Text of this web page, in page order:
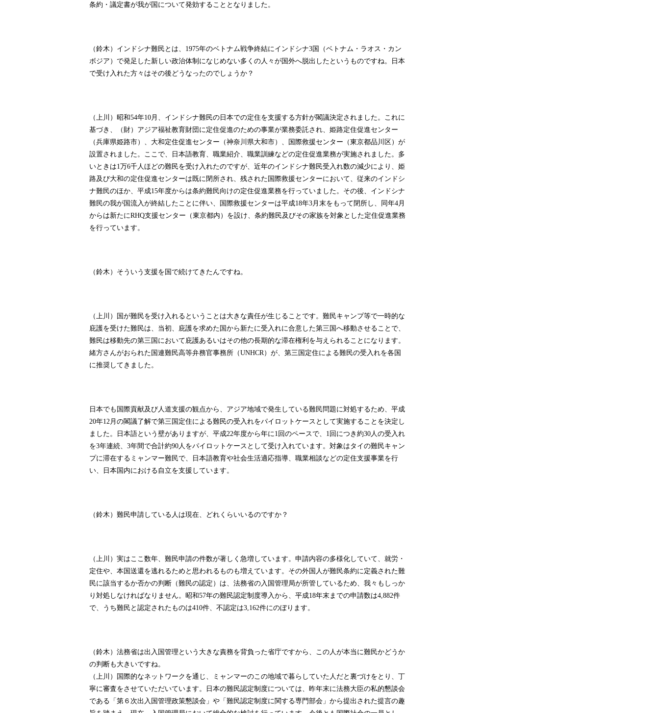
条約・議定書が我が国について発効することとなりました。
（鈴木）インドシナ難民とは、 1975年のベトナム戦争終結にインドシナ3国（ベトナム・ラオス・カン
ボジア）で発足した新しい政治体制になじめない多くの人々が国外へ脱出したというものですね。日本
で受け入れた方々はその後どうなったのでしょうか？
（上川）昭和54年10 月、インドシナ難民の日本での定住を支援する方針が閣議決定されました。これに
基づき、（財）アジア福祉教育財団に定住促進のための事業が業務委託され、姫路定住促進センター
（兵庫県姫路市）、大和定住促進センター（神奈川県大和市）、国際救援センター（東京都品川区）が
設置されました。ここで、日本語教育、職業紹介、職業訓練などの定住促進業務が実施されました。多
いときは1万6千人ほどの難民を受け入れたのですが、近年のインドシナ難民受入れ数の減少により、姫
路及び大和の定住促進センターは既に閉所され、残された国際救援センターにおいて、従来のインドシ
ナ難民のほか、平成15年度からは条約難民向けの定住促進業務を行っていました。その後、インドシナ
難民の我が国流入が終結したことに伴い、国際救援センターは平成18年3 月末をもって閉所し、同年4 月
からは新たにRHQ支援センター（東京都内）を設け、条約難民及びその家族を対象とした定住促進業務
を行っています。
（鈴木）そういう支援を国で続けてきたんですね。
（上川）国が難民を受け入れるということは大きな責任が生じることです。難民キャンプ等で一時的な
庇護を受けた難民は、当初、庇護を求めた国から新たに受入れに合意した第三国へ移動させることで、
難民は移動先の第三国において庇護あるいはその他の長期的な滞在権利を与えられることになります。
緒方さんがおられた国連難民高等弁務官事務所（UNHCR）が、第三国定住による難民の受入れを各国
に推奨してきました。
日本でも国際貢献及び人道支援の観点から、アジア地域で発生している難民問題に対処するため、平成
20年12 月の閣議了解で第三国定住による難民の受入れをパイロットケースとして実施することを決定し
ました。日本語という壁がありますが、平成22年度から年に 1回のペースで、 1回につき約30 人の受入れ
を3年連続、 3年間で合計約90 人をパイロットケースとして受け入れています。対象はタイの難民キャン
プに滞在するミャンマー難民で、日本語教育や社会生活適応指導、職業相談などの定住支援事業を行
い、日本国内における自立を支援しています。
（鈴木）難民申請している人は現在、どれくらいいるのですか？
（上川）実はここ数年、難民申請の件数が著しく急増しています。申請内容の多様化していて、就労・
定住や、本国送還を逃れるためと思われるものも増えています。その外国人が難民条約に定義された難
民に該当するか否かの判断（難民の認定）は、法務省の入国管理局が所管しているため、我々もしっか
り対処しなければなりません。昭和57年の難民認定制度導入から、平成18年末までの申請数は4,882件
で、うち難民と認定されたものは410件、不認定は3,162件にのぼります。
（鈴木）法務省は出入国管理という大きな責務を背負った省庁ですから、この人が本当に難民かどうか
の判断も大きいですね。
（上川）国際的なネットワークを通じ、ミャンマーのこの地域で暮らしていた人だと裏づけをとり、丁
寧に審査をさせていただいています。日本の難民認定制度については、昨年末に法務大臣の私的懇談会
である「第６次出入国管理政策懇談会」や「難民認定制度に関する専門部会」から提出された提言の趣